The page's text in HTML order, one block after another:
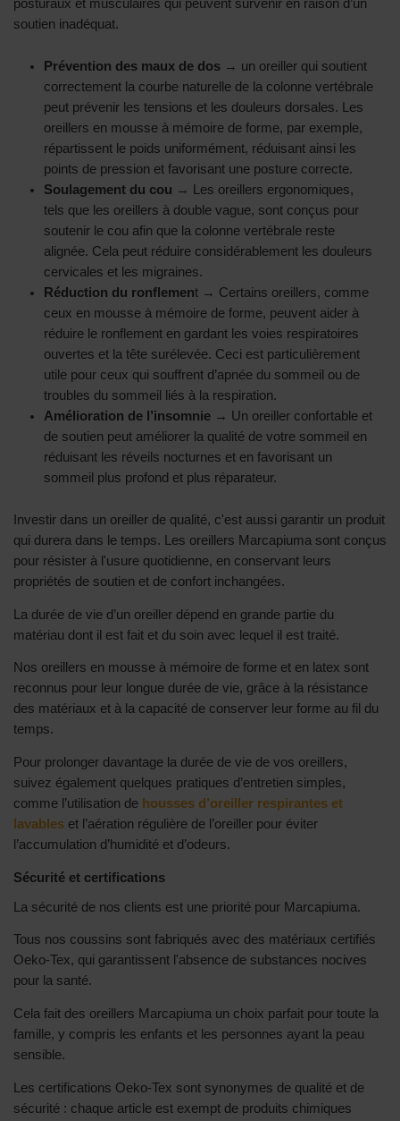
posturaux et musculaires qui peuvent survenir en raison d’un
soutien inadéquat.
Prévention des maux de dos → un oreiller qui soutient
correctement la courbe naturelle de la colonne vertébrale
peut prévenir les tensions et les douleurs dorsales. Les
oreillers en mousse à mémoire de forme, par exemple,
répartissent le poids uniformément, réduisant ainsi les
points de pression et favorisant une posture correcte.
Soulagement du cou → Les oreillers ergonomiques,
tels que les oreillers à double vague, sont conçus pour
soutenir le cou afin que la colonne vertébrale reste
alignée. Cela peut réduire considérablement les douleurs
cervicales et les migraines.
Réduction du ronflement → Certains oreillers, comme
ceux en mousse à mémoire de forme, peuvent aider à
réduire le ronflement en gardant les voies respiratoires
ouvertes et la tête surélevée. Ceci est particulièrement
utile pour ceux qui souffrent d’apnée du sommeil ou de
troubles du sommeil liés à la respiration.
Amélioration de l’insomnie → Un oreiller confortable et
de soutien peut améliorer la qualité de votre sommeil en
réduisant les réveils nocturnes et en favorisant un
sommeil plus profond et plus réparateur.
Investir dans un oreiller de qualité, c'est aussi garantir un produit
qui durera dans le temps. Les oreillers Marcapiuma sont conçus
pour résister à l'usure quotidienne, en conservant leurs
propriétés de soutien et de confort inchangées.
La durée de vie d’un oreiller dépend en grande partie du
matériau dont il est fait et du soin avec lequel il est traité.
Nos oreillers en mousse à mémoire de forme et en latex sont
reconnus pour leur longue durée de vie, grâce à la résistance
des matériaux et à la capacité de conserver leur forme au fil du
temps.
Pour prolonger davantage la durée de vie de vos oreillers,
suivez également quelques pratiques d’entretien simples,
comme l’utilisation de housses d’oreiller respirantes et
lavables et l’aération régulière de l’oreiller pour éviter
l’accumulation d’humidité et d’odeurs.
Sécurité et certifications
La sécurité de nos clients est une priorité pour Marcapiuma.
Tous nos coussins sont fabriqués avec des matériaux certifiés
Oeko-Tex, qui garantissent l'absence de substances nocives
pour la santé.
Cela fait des oreillers Marcapiuma un choix parfait pour toute la
famille, y compris les enfants et les personnes ayant la peau
sensible.
Les certifications Oeko-Tex sont synonymes de qualité et de
sécurité : chaque article est exempt de produits chimiques